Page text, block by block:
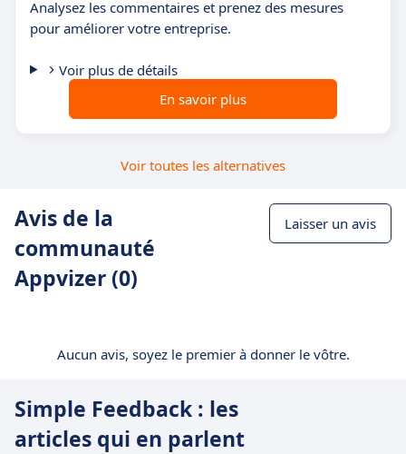
Analysez les commentaires et prenez des mesures
pour améliorer votre entreprise.
Voir plus de détails
En savoir plus
Voir toutes les alternatives
Avis de la
communauté
Appvizer (0)
Laisser un avis
Aucun avis, soyez le premier à donner le vôtre.
Simple Feedback : les
articles qui en parlent